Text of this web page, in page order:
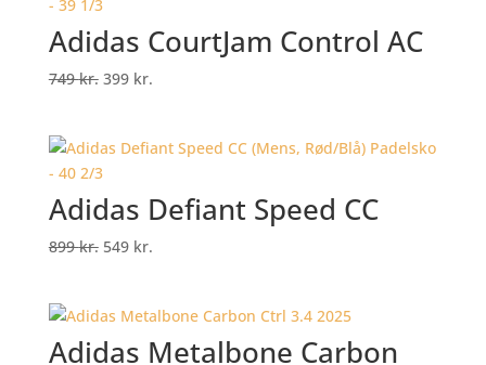
Adidas CourtJam Control AC
749kr. Original
749 kr..
399 kr.
399 kr..
Adidas Defiant Speed CC
899kr. Original
899 kr..
549 kr.Current
549 kr..
Adidas Metalbone Carbon